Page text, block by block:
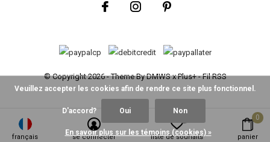
© Copyright2026- Theme ByDMWSxPlus+-Fil RSS
français se connecter liste de souhaits panier
0
Fine Asianliving Évaluations @
Veuillez accepter les cookies afin de rendre ce site plus fonctionnel.
D'accord? Oui Non
En savoir plus sur les témoins (cookies) »